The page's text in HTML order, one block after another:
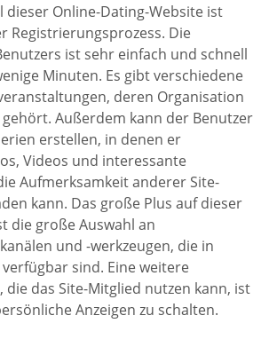
dieser Online-Dating-Website ist
Registrierungsprozess. Die
ist sehr einfach und schnell
Minuten. Es gibt verschiedene
deren Organisation
gehört. Außerdem kann der Benutzer
erstellen, in denen er
Videos und interessante
Aufmerksamkeit anderer Site-
kann. Das große Plus auf dieser
die große Auswahl an
und -werkzeugen, die in
sind. Eine weitere
die das Site-Mitglied nutzen kann, ist
Anzeigen zu schalten.